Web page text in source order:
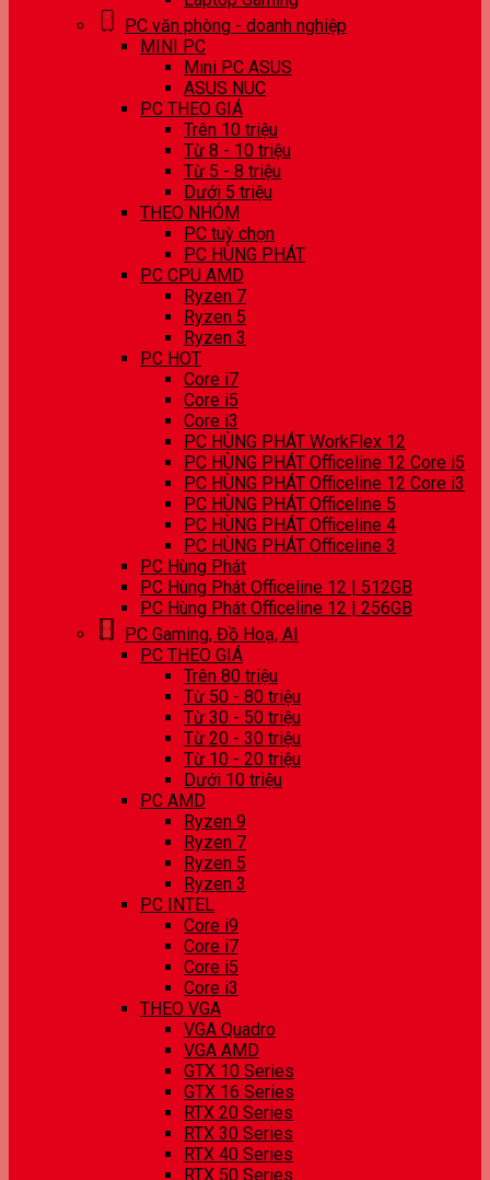
PC văn phòng - doanh nghiệp
MINI PC
Mini PC ASUS
ASUS NUC
PC THEO GIÁ
Trên 10 triệu
Từ 8 - 10 triệu
Từ 5 - 8 triệu
Dưới 5 triệu
THEO NHÓM
PC tuỳ chọn
PC HÙNG PHÁT
PC CPU AMD
Ryzen 7
Ryzen 5
Ryzen 3
PC HOT
Core i7
Core i5
Core i3
PC HÙNG PHÁT WorkFlex 12
PC HÙNG PHÁT Officeline 12 Core i5
PC HÙNG PHÁT Officeline 12 Core i3
PC HÙNG PHÁT Officeline 5
PC HÙNG PHÁT Officeline 4
PC HÙNG PHÁT Officeline 3
PC Hùng Phát
PC Hùng Phát Officeline 12 | 512GB
PC Hùng Phát Officeline 12 | 256GB
PC Gaming, Đồ Hoạ, AI
PC THEO GIÁ
Trên 80 triệu
Từ 50 - 80 triệu
Từ 30 - 50 triệu
Từ 20 - 30 triệu
Từ 10 - 20 triệu
Dưới 10 triệu
PC AMD
Ryzen 9
Ryzen 7
Ryzen 5
Ryzen 3
PC INTEL
Core i9
Core i7
Core i5
Core i3
THEO VGA
VGA Quadro
VGA AMD
GTX 10 Series
GTX 16 Series
RTX 20 Series
RTX 30 Series
RTX 40 Series
RTX 50 Series